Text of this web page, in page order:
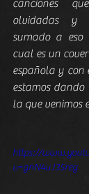
canciones
olvidadas y
sumado a
cual es un
española y con
estamos
la que venimos
https://
v=gnN4uJ35reg